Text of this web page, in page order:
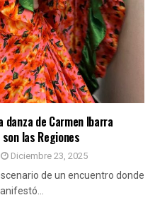
danza de Carmen Ibarra
las Regiones
Diciembre 23, 2025
de un encuentro donde